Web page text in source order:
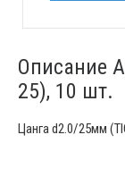
Описание
25), 10 шт.
Цанга d2.0/25мм